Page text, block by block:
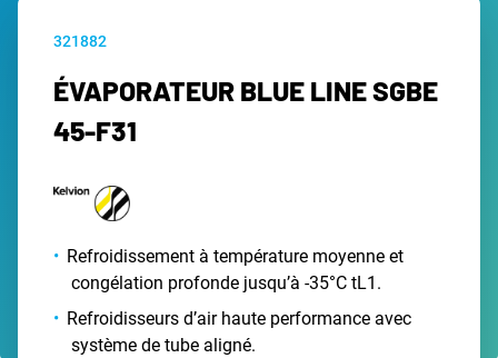
321882
ÉVAPORATEUR BLUE LINE SGBE
45-F31
Refroidissement à température moyenne et
congélation profonde jusqu’à -35°C tL1.
Refroidisseurs d’air haute performance avec
système de tube aligné.